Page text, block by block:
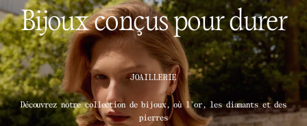
Bijoux conçus pour durer
JOAILLERIE
Découvrez notre collection de bijoux, où l'or, les diamants et des
pierres